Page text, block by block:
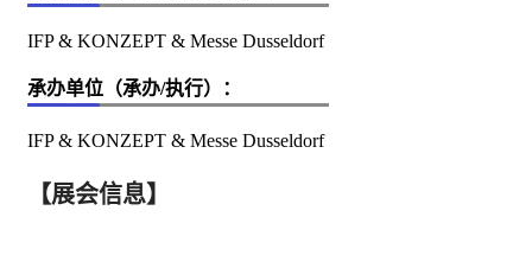
IFP & KONZEPT & Messe Dusseldorf
承办单位（承办/执行）：
IFP & KONZEPT & Messe Dusseldorf
【展会信息】